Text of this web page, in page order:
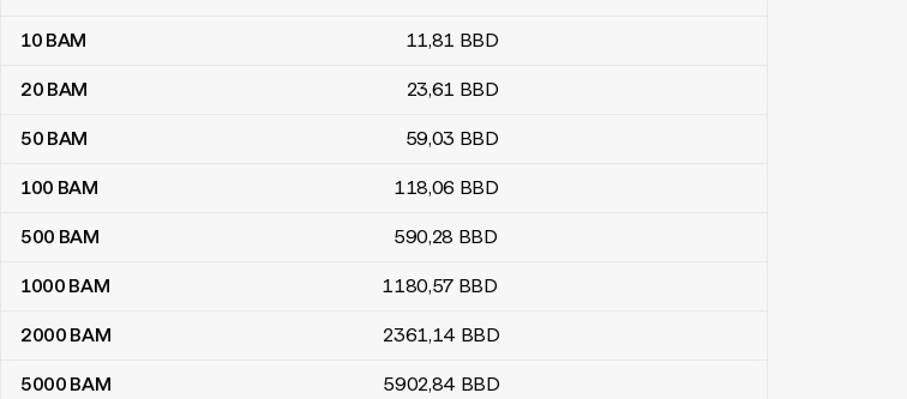
10 BAM 11,81 BBD
20 BAM 23,61 BBD
50 BAM 59,03 BBD
100 BAM 118,06 BBD
500 BAM 590,28 BBD
1000 BAM 1180,57 BBD
2000 BAM 2361,14 BBD
5000 BAM 5902,84 BBD